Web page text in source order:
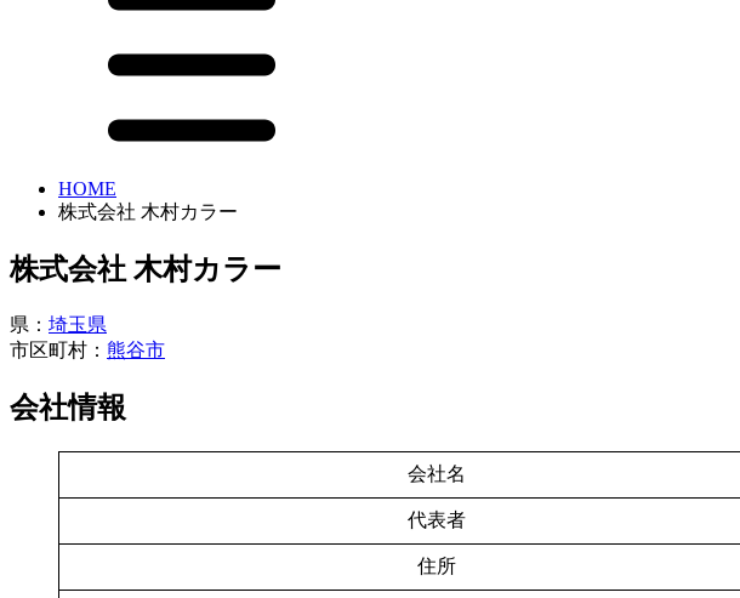
HOME
株式会社 木村カラー
株式会社 木村カラー
県： 埼玉県
市区町村： 熊谷市
会社情報
会社名
代表者
住所